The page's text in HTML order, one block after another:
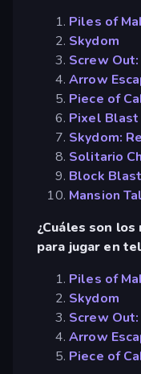
Piles of
Skydom
Screw
Arrow
Piece of
Pixel Blast
Skydom:
Solitario
Block
Mansion
¿Cuáles son
para jugar en
Piles of
Skydom
Screw
Arrow
Piece of